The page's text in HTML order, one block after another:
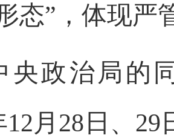
态”，体现严
央政治局的
12月28日、